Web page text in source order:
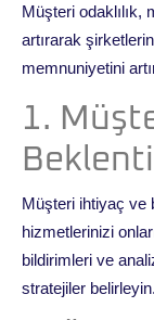
Müşteri
artırarak
memnuniyetini
1.
Müşteri ihtiyaç ve
hizmetlerinizi
bildirimleri ve
stratejiler belirleyin.